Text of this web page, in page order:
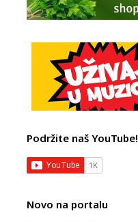
Podržite naš YouTube!
Novo na portalu